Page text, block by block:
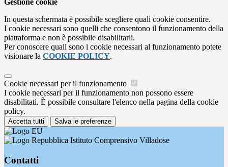
Gestione cookie
In questa schermata è possibile scegliere quali cookie consentire.
I cookie necessari sono quelli che consentono il funzionamento della
piattaforma e non è possibile disabilitarli.
Per conoscere quali sono i cookie necessari al funzionamento potete
visionare la COOKIE POLICY.
Cookie necessari per il funzionamento
I cookie necessari per il funzionamento non possono essere
disabilitati. È possibile consultare l'elenco nella pagina della cookie
policy.
Accetta tutti Salva le preferenze
Istituto Comprensivo Villadose
Contatti